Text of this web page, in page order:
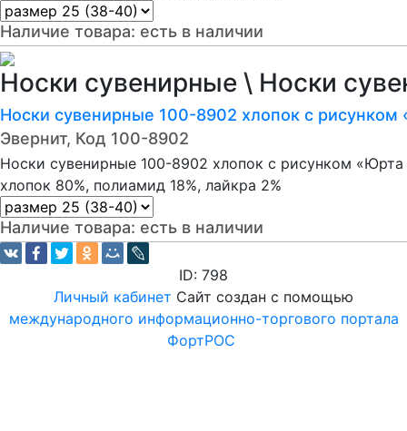
Наличие товара: есть в наличии
Носки сувенирные \ Носки
Носки сувенирные 100-8902 хлопок с
Эвернит, Код 100-8902
Носки сувенирные 100-8902 хлопок с рисунком
хлопок 80%, полиамид 18%, лайкра 2%
Наличие товара: есть в наличии
ID: 798
Личный кабинет Сайт создан с помощью
международного информационно-торгового портала
ФортРОС